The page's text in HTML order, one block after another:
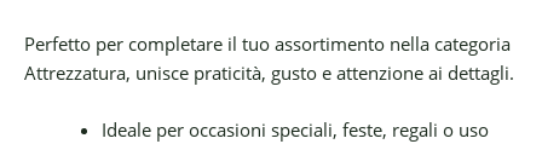
Perfetto per completare il tuo assortimento nella categoria
Attrezzatura, unisce praticità, gusto e attenzione ai dettagli.
Ideale per occasioni speciali, feste, regali o uso